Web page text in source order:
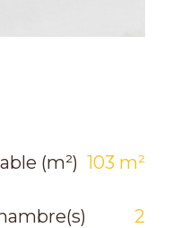
(m²) 103 m²
2